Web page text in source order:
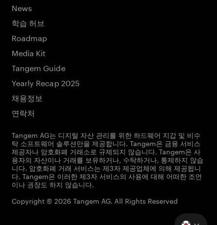
News
학습 허브
Roadmap
Media Kit
Tangem Guide
Yearly Recap 2025
채용정보
연락처
Tangem AG는 디지털 자산 관리를 위한 하드웨어 지갑 및 비수
탁 소프트웨어 솔루션만을 제공합니다. Tangem은 금융 서비스
제공자나 암호화폐 거래소로 규제되지 않습니다. Tangem은 사
용자의 자산이나 거래를 보유하거나, 수탁하거나, 통제하지 않습
니다. 암호화폐 거래 서비스는 제3자 제공업체에 의해 제공됩니
다. Tangem은 이러한 제3자 서비스의 사용에 대해 어떠한 조언
이나 권장도 하지 않습니다.